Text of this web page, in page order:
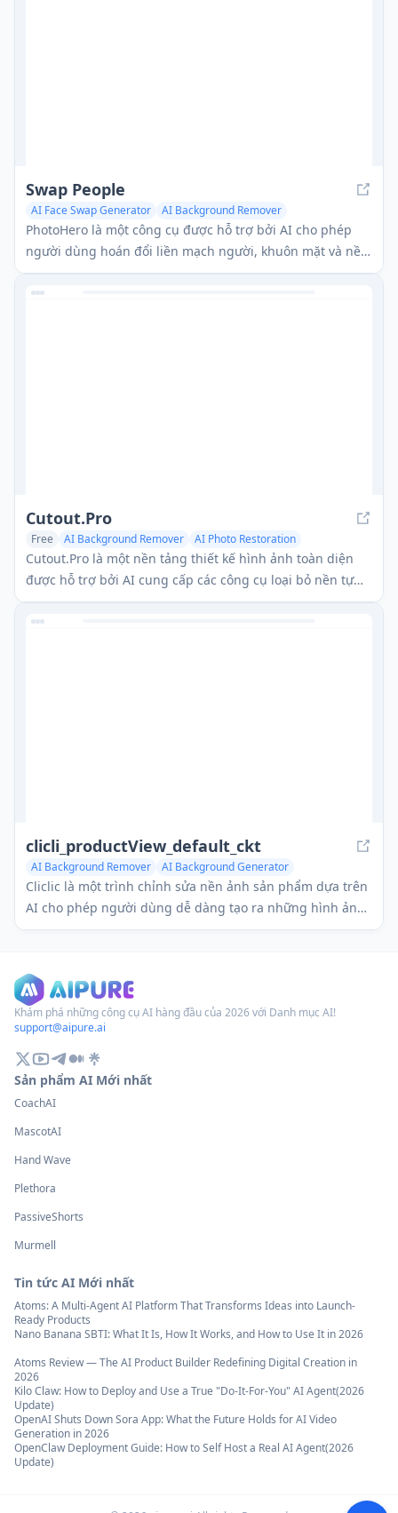
Swap People
AI Face Swap Generator AI Background Remover
PhotoHero là một công cụ được hỗ trợ bởi AI cho phép
người dùng hoán đổi liền mạch người, khuôn mặt và nền
trong ảnh để đa dạng hóa nội dung và thu hút khán giả
mới.
Cutout.Pro
Free AI Background Remover AI Photo Restoration
Cutout.Pro là một nền tảng thiết kế hình ảnh toàn diện
được hỗ trợ bởi AI cung cấp các công cụ loại bỏ nền tự
động, chỉnh sửa ảnh và tạo nội dung.
clicli_productView_default_ckt
AI Background Remover AI Background Generator
Cliclic là một trình chỉnh sửa nền ảnh sản phẩm dựa trên
AI cho phép người dùng dễ dàng tạo ra những hình ảnh
sản phẩm hấp dẫn với các cảnh và nền có thể tùy chỉnh.
Khám phá những công cụ AI hàng đầu của 2026 với Danh mục AI!
support@aipure.ai
Sản phẩm AI Mới nhất
CoachAI
MascotAI
Hand Wave
Plethora
PassiveShorts
Murmell
Tin tức AI Mới nhất
Atoms: A Multi-Agent AI Platform That Transforms Ideas into Launch-
Ready Products
Nano Banana SBTI: What It Is, How It Works, and How to Use It in 2026
Atoms Review — The AI Product Builder Redefining Digital Creation in
2026
Kilo Claw: How to Deploy and Use a True "Do‑It‑For‑You" AI Agent(2026
Update)
OpenAI Shuts Down Sora App: What the Future Holds for AI Video
Generation in 2026
OpenClaw Deployment Guide: How to Self Host a Real AI Agent(2026
Update)